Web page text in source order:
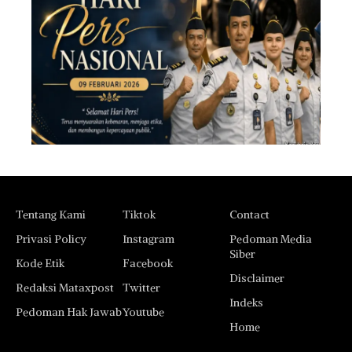
Tentang Kami
Privasi Policy
Kode Etik
Redaksi Mataxpost
Pedoman Hak Jawab
Tiktok
Instagram
Facebook
Twitter
Youtube
Contact
Pedoman Media
Siber
Disclaimer
Indeks
Home